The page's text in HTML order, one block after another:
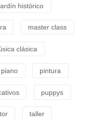
histórico
master class
clásica
piano pintura
puppys
taller